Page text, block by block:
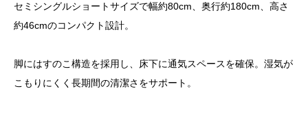
セミシングルショートサイズで幅約80cm、奥行約180cm、高さ
約46cmのコンパクト設計。
脚にはすのこ構造を採用し、床下に通気スペースを確保。湿気が
こもりにくく長期間の清潔さをサポート。